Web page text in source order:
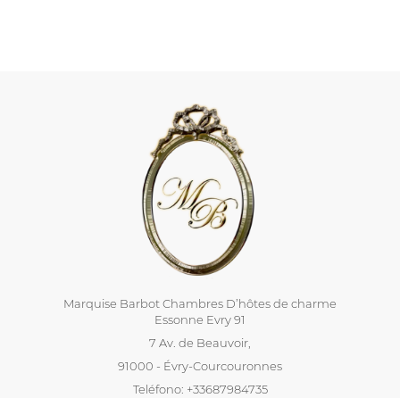
Marquise Barbot Chambres D’hôtes de charme
Essonne Evry 91
7 Av. de Beauvoir,
91000 - Évry-Courcouronnes
Teléfono: +33687984735